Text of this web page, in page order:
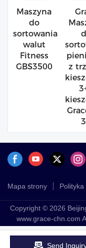
Maszyna
do
sortowania
walut
Fitness
GBS3500
z
Mapa strony
Copyright © 2026
www.grace-chn.com
Send